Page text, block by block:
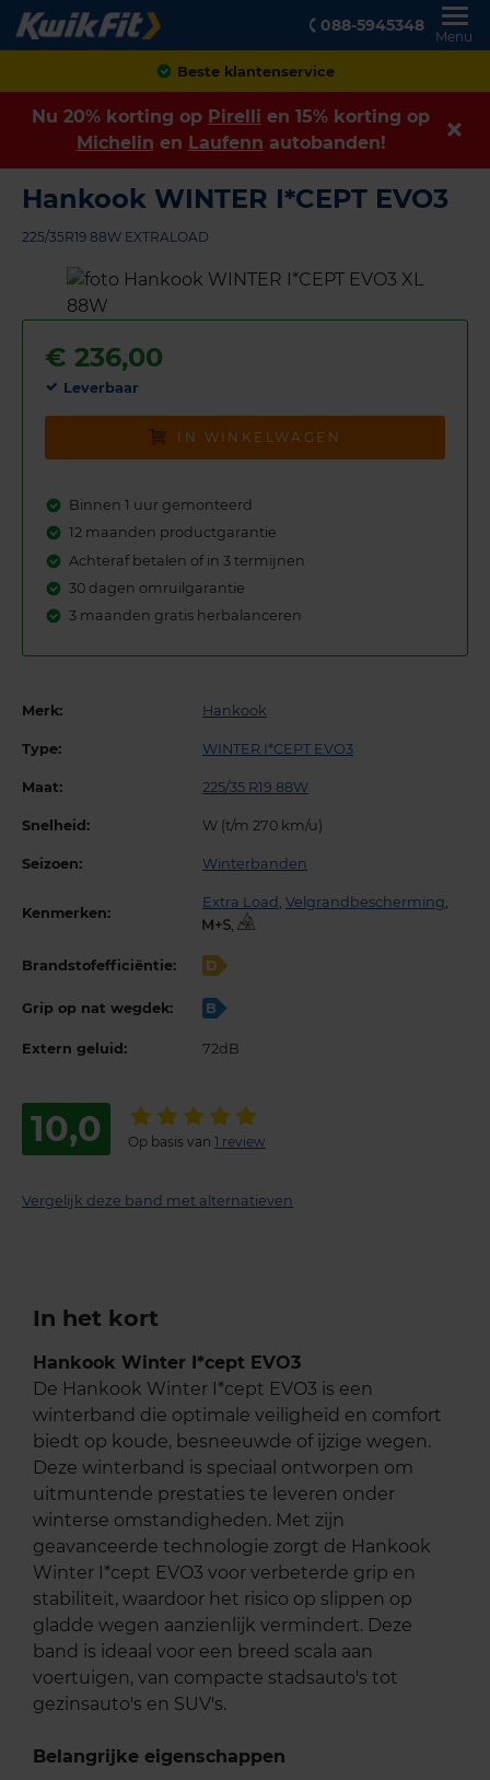
088-5945348
Menu
Achteraf betalen
Nu 20% korting op Pirelli en 15% korting op
Michelin en Laufenn autobanden!
Hankook WINTER I*CEPT EVO3
225/35R19 88W EXTRALOAD
€ 236,00
Leverbaar
IN WINKELWAGEN
Binnen 1 uur gemonteerd
12 maanden productgarantie
Achteraf betalen of in 3 termijnen
30 dagen omruilgarantie
3 maanden gratis herbalanceren
Merk: Hankook
Type: WINTER I*CEPT EVO3
Maat: 225/35 R19 88W
Snelheid: W (t/m 270 km/u)
Seizoen: Winterbanden
Kenmerken:
Extra Load Velgrandbescherming
,
Brandstofefficiëntie: D
Grip op nat wegdek: B
Extern geluid: 72dB
10,0 Op basis van 1 review
Vergelijk deze band met alternatieven
In het kort
Hankook Winter I*cept EVO3
De Hankook Winter I*cept EVO3 is een
winterband die optimale veiligheid en comfort
biedt op koude, besneeuwde of ijzige wegen.
Deze winterband is speciaal ontworpen om
uitmuntende prestaties te leveren onder
winterse omstandigheden. Met zijn
geavanceerde technologie zorgt de Hankook
Winter I*cept EVO3 voor verbeterde grip en
stabiliteit, waardoor het risico op slippen op
gladde wegen aanzienlijk vermindert. Deze
band is ideaal voor een breed scala aan
voertuigen, van compacte stadsauto's tot
gezinsauto's en SUV's.
Belangrijke eigenschappen